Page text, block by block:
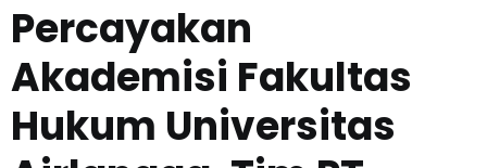
Percayakan
Akademisi Fakultas
Hukum Universitas